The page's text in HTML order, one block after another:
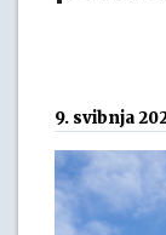
9. svibnja